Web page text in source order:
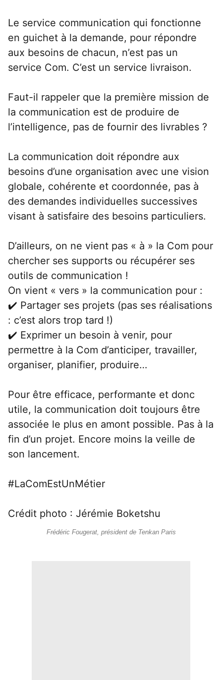
Le service communication qui fonctionne
en guichet à la demande, pour répondre
aux besoins de chacun, n’est pas un
service Com. C’est un service livraison.
Faut-il rappeler que la première mission de
la communication est de produire de
l’intelligence, pas de fournir des livrables ?
La communication doit répondre aux
besoins d’une organisation avec une vision
globale, cohérente et coordonnée, pas à
des demandes individuelles successives
visant à satisfaire des besoins particuliers.
D’ailleurs, on ne vient pas « à » la Com pour
chercher ses supports ou récupérer ses
outils de communication !
On vient « vers » la communication pour :
✔️ Partager ses projets (pas ses réalisations
: c’est alors trop tard !)
✔️ Exprimer un besoin à venir, pour
permettre à la Com d’anticiper, travailler,
organiser, planifier, produire…
Pour être efficace, performante et donc
utile, la communication doit toujours être
associée le plus en amont possible. Pas à la
fin d’un projet. Encore moins la veille de
son lancement.
#LaComEstUnMétier
Crédit photo : Jérémie Boketshu
Frédéric Fougerat, président de Tenkan Paris